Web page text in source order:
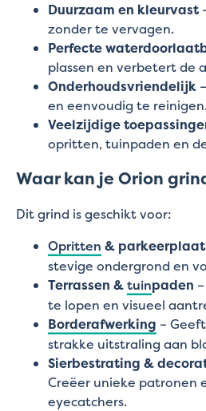
Duurzaam en kleurvast
zonder te vervagen.
Perfecte
plassen en verbetert de
Onderhoudsvriendelijk
en eenvoudig te reinigen.
Veelzijdige
opritten, tuinpaden en
Waar kan je Orion
Dit grind is geschikt voor:
Opritten &
stevige ondergrond en
Terrassen &tuinpaden
te lopen en visueel
Borderafwerking –
strakke uitstraling aan
Sierbestrating &
Creëer unieke patronen
eyecatchers.